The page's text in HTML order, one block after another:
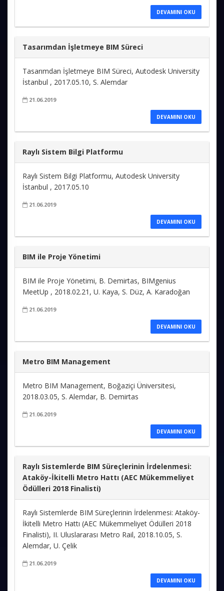
DEVAMINI OKU
Tasarımdan İşletmeye BIM Süreci
Tasarımdan İşletmeye BIM Süreci, Autodesk University
İstanbul , 2017.05.10, S. Alemdar
21.06.2019
DEVAMINI OKU
Raylı Sistem Bilgi Platformu
Raylı Sistem Bilgi Platformu, Autodesk University
İstanbul , 2017.05.10
21.06.2019
DEVAMINI OKU
BIM ile Proje Yönetimi
BIM ile Proje Yönetimi, B. Demirtas, BIMgenius
MeetUp , 2018.02.21, U. Kaya, S. Düz, A. Karadoğan
21.06.2019
DEVAMINI OKU
Metro BIM Management
Metro BIM Management, Boğaziçi Üniversitesi,
2018.03.05, S. Alemdar, B. Demirtas
21.06.2019
DEVAMINI OKU
Raylı Sistemlerde BIM Süreçlerinin İrdelenmesi:
Ataköy-İkitelli Metro Hattı (AEC Mükemmeliyet
Ödülleri 2018 Finalisti)
Raylı Sistemlerde BIM Süreçlerinin İrdelenmesi: Ataköy-
İkitelli Metro Hattı (AEC Mükemmeliyet Ödülleri 2018
Finalisti), II. Uluslararası Metro Rail, 2018.10.05, S.
Alemdar, U. Çelik
21.06.2019
DEVAMINI OKU